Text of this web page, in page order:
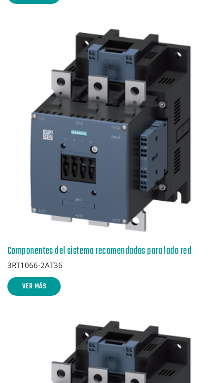
Componentes del sistema recomendados para lado red
3RT1066-2AT36
VER MÁS